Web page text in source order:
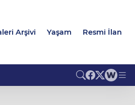
Arşivi Yaşam Resmi İlan